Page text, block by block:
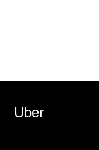
Uber